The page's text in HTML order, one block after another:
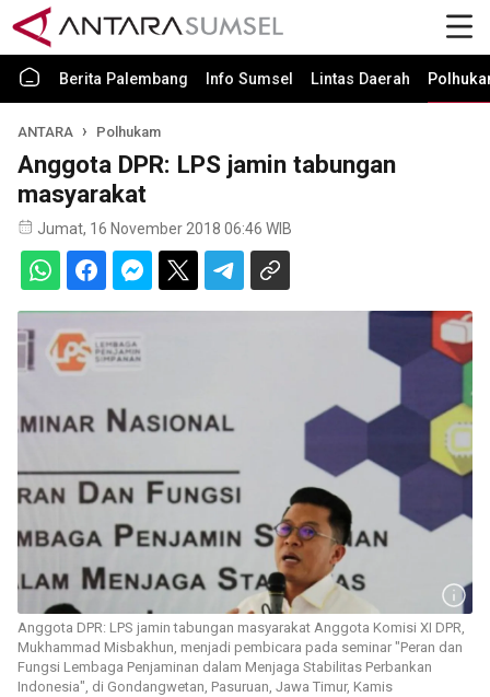
Berita Palembang Info Sumsel Lintas Daerah
ANTARA Polhukam
Anggota DPR: LPS jamin tabungan
masyarakat
Jumat, 16 November 2018 06:46 WIB
Anggota DPR: LPS jamin tabungan masyarakat Anggota Komisi XI DPR,
Mukhammad Misbakhun, menjadi pembicara pada seminar "Peran dan
Fungsi Lembaga Penjaminan dalam Menjaga Stabilitas Perbankan
Indonesia", di Gondangwetan, Pasuruan, Jawa Timur, Kamis